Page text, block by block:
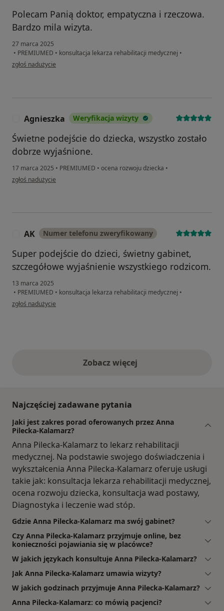
Polecam Panią doktor, empatyczna i rzeczowa.
Bardzo mila wizyta.
27 marca 2025
• PREMIUMED • konsultacja lekarza rehabilitacji medycznej •
w opinii użytkownika MP
zgłoś nadużycie
Agnieszka Weryfikacja wizyty
Świetne podejście do dziecka, wszystko zostało
dobrze wyjaśnione.
17 marca 2025 • PREMIUMED • ocena rozwoju dziecka •
w opinii użytkownika Agnieszka
zgłoś nadużycie
AK Numer telefonu zweryfikowany
Super podejście do dzieci, świetny gabinet,
szczegółowe wyjaśnienie wszystkiego rodzicom.
13 marca 2025
• PREMIUMED • konsultacja lekarza rehabilitacji medycznej •
w opinii użytkownika AK
zgłoś nadużycie
Zobacz więcejopinie powyżej
Najczęściej zadawane pytania
Jaki jest zakres porad oferowanych przez Anna
Pilecka-Kalamarz?
Anna Pilecka-Kalamarz to lekarz rehabilitacji
medycznej. Na podstawie swojego doświadczenia i
wykształcenia Anna Pilecka-Kalamarz oferuje usługi
takie jak: konsultacja lekarza rehabilitacji medycznej,
ocena rozwoju dziecka, konsultacja wad postawy,
Diagnostyka i leczenie wad stóp.
Gdzie Anna Pilecka-Kalamarz ma swój gabinet?
Czy Anna Pilecka-Kalamarz przyjmuje online, bez
konieczności pojawiania się w placówce?
W jakich językach konsultuje Anna Pilecka-Kalamarz?
Jak Anna Pilecka-Kalamarz umawia wizyty?
W jakich godzinach przyjmuje Anna Pilecka-Kalamarz?
Anna Pilecka-Kalamarz: co mówią pacjenci?